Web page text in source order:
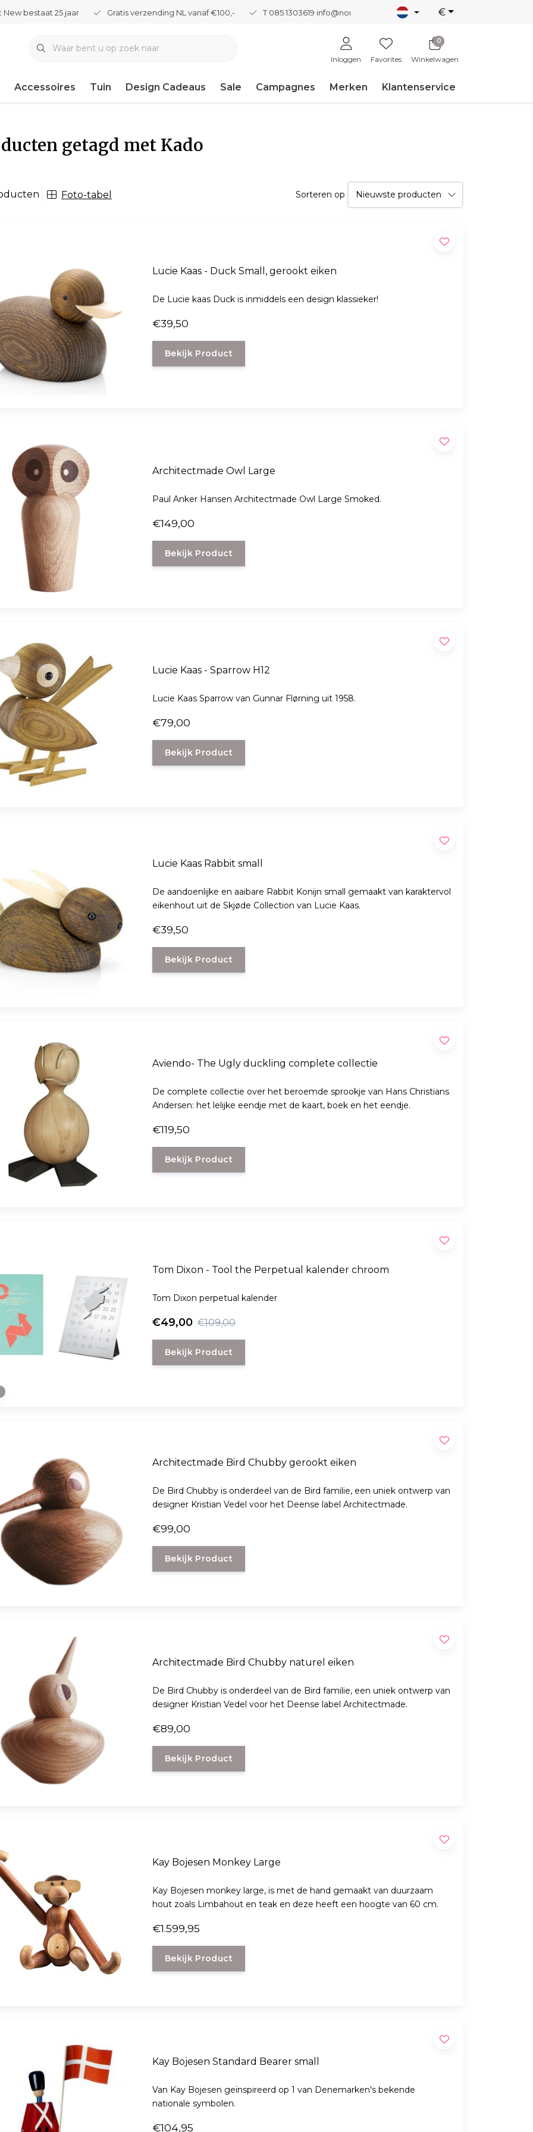
New bestaat 25 jaar Gratis verzending NL vanaf €100,- T 085 1303619 info@nordicnew.nl €
Inloggen Favorites
0
Winkelwagen
Accessoires Tuin Design Cadeaus Sale Campagnes Merken Klantenservice
getagd met Kado
Foto-tabel Sorteren op
Lucie Kaas - Duck Small, gerookt eiken
De Lucie kaas Duck is inmiddels een design klassieker!
€39,50
Bekijk Product
Architectmade Owl Large
Paul Anker Hansen Architectmade Owl Large Smoked.
€149,00
Bekijk Product
Lucie Kaas - Sparrow H12
Lucie Kaas Sparrow van Gunnar Flørning uit 1958.
€79,00
Bekijk Product
Lucie Kaas Rabbit small
De aandoenlijke en aaibare Rabbit Konijn small gemaakt van karaktervol
eikenhout uit de Skjøde Collection van Lucie Kaas.
€39,50
Bekijk Product
Aviendo- The Ugly duckling complete collectie
De complete collectie over het beroemde sprookje van Hans Christians
Andersen: het lelijke eendje met de kaart, boek en het eendje.
€119,50
Bekijk Product
Tom Dixon - Tool the Perpetual kalender chroom
Tom Dixon perpetual kalender
€49,00 €109,00
Bekijk Product
Architectmade Bird Chubby gerookt eiken
De Bird Chubby is onderdeel van de Bird familie, een uniek ontwerp van
designer Kristian Vedel voor het Deense label Architectmade.
€99,00
Bekijk Product
Architectmade Bird Chubby naturel eiken
De Bird Chubby is onderdeel van de Bird familie, een uniek ontwerp van
designer Kristian Vedel voor het Deense label Architectmade.
€89,00
Bekijk Product
Kay Bojesen Monkey Large
Kay Bojesen monkey large, is met de hand gemaakt van duurzaam
hout zoals Limbahout en teak en deze heeft een hoogte van 60 cm.
€1.599,95
Bekijk Product
Kay Bojesen Standard Bearer small
Van Kay Bojesen geïnspireerd op 1 van Denemarken's bekende
nationale symbolen.
€104,95